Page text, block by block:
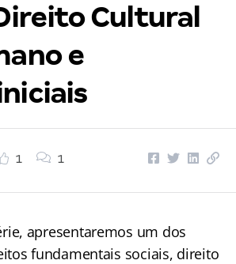
Cultural
e
1 1
apresentaremos um dos
fundamentais sociais, direito